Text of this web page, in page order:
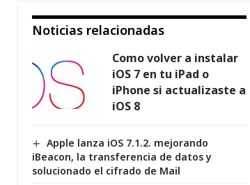
Noticias relacionadas
Como volver a instalar
iOS 7 en tu iPad o
iPhone si actualizaste a
iOS 8
Apple lanza iOS 7.1.2. mejorando
iBeacon, la transferencia de datos y
solucionado el cifrado de Mail